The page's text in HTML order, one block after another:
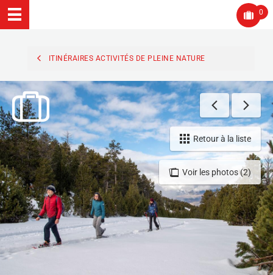
0
ITINÉRAIRES ACTIVITÉS DE PLEINE NATURE
Voir les photos (2)
Retour à la liste